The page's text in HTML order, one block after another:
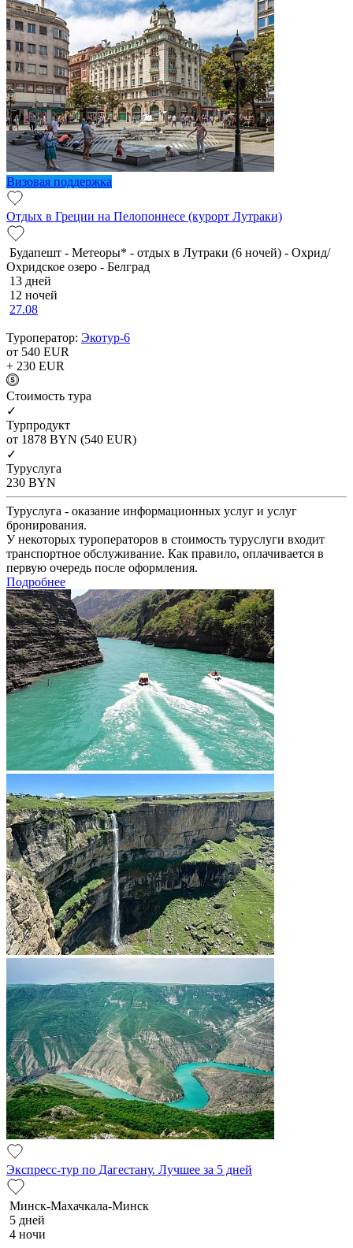
Визовая поддержка
Отдых в Греции на Пелопоннесе (курорт Лутраки)
Будапешт - Метеоры* - отдых в Лутраки (6 ночей) - Охрид/
Охридское озеро - Белград
13 дней
12 ночей
27.08
Туроператор: Экотур-6
от 540 EUR
+ 230 EUR
Cтоимость тура
✓
Турпродукт
от 1878 BYN (540 EUR)
✓
Туруслуга
230 BYN
Туруслуга - оказание информационных услуг и услуг
бронирования.
У некоторых туроператоров в стоимость туруслуги входит
транспортное обслуживание. Как правило, оплачивается в
первую очередь после оформления.
Подробнее
Экспресс-тур по Дагестану. Лучшее за 5 дней
Минск-Махачкала-Минск
5 дней
4 ночи